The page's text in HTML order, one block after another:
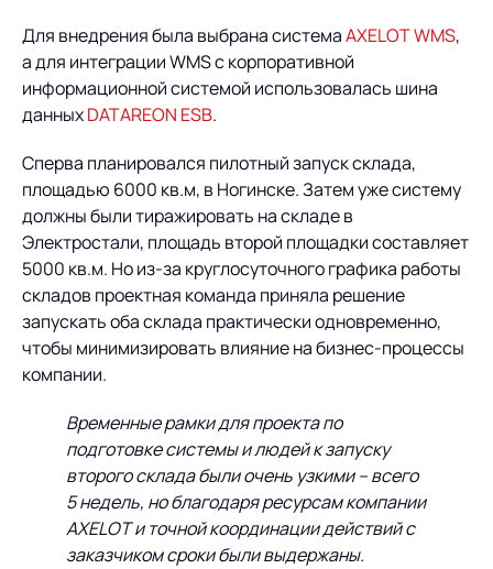
Для внедрения была выбрана системаAXELOT WMS,
а для интеграции WMS с корпоративной
информационной системой использовалась шина
данныхDATAREON ESB.
Сперва планировался пилотный запуск склада,
площадью 6000 кв.м, в Ногинске. Затем уже систему
должны были тиражировать на складе в
Электростали, площадь второй площадки составляет
5000 кв.м. Но из-за круглосуточного графика работы
складов проектная команда приняла решение
запускать оба склада практически одновременно,
чтобы минимизировать влияние на бизнес-процессы
компании.
Временные рамки для проекта по
подготовке системы и людей к запуску
второго склада были очень узкими – всего
5 недель, но благодаря ресурсам компании
AXELOT и точной координации действий с
заказчиком сроки были выдержаны.